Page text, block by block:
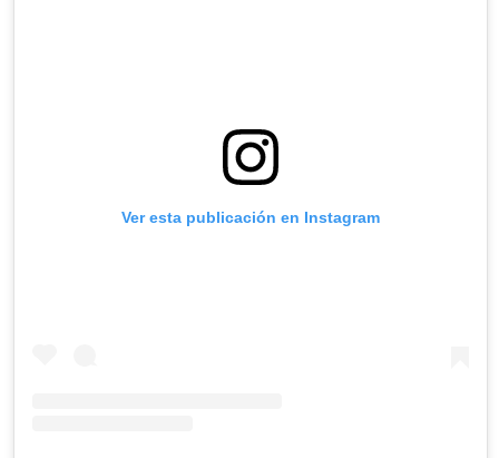
Ver esta publicación en Instagram